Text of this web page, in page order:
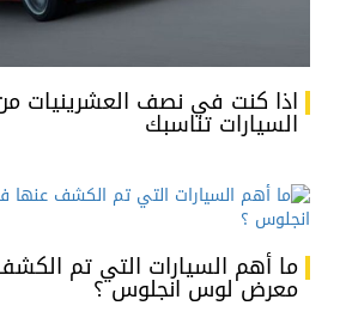
اذا كنت في نصف العشرينيات
السيارات تناسبك
ما أهم السيارات التي تم
معرض لوس انجلوس ؟